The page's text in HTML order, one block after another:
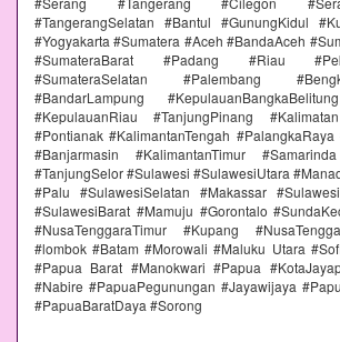
#TangerangSelatan #Bantul #GunungKidul
#Yogyakarta #Sumatera #Aceh #BandaAceh
#SumateraBarat #Padang #Riau
#SumateraSelatan #Palembang
#BandarLampung
#KepulauanRiau #TanjungPinang
#Pontianak #KalimantanTengah #PalangkaRaya
#Banjarmasin #KalimantanTimur
#TanjungSelor #Sulawesi #SulawesiUtara
#Palu #SulawesiSelatan #Makassar
#SulawesiBarat #Mamuju #Gorontalo
#NusaTenggaraTimur #Kupang
#lombok #Batam #Morowali #Maluku Utara
#Papua Barat #Manokwari #Papua
#Nabire #PapuaPegunungan #Jayawijaya
#PapuaBaratDaya #Sorong